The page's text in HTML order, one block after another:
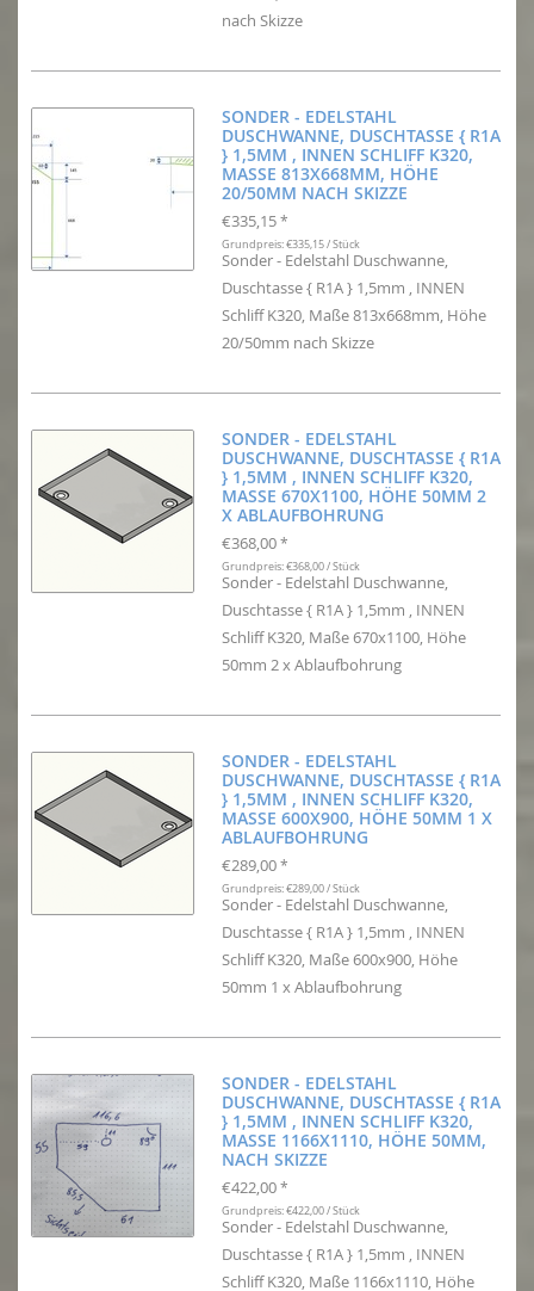
nach Skizze
SONDER - EDELSTAHL
DUSCHWANNE, DUSCHTASSE { R1A
} 1,5MM , INNEN SCHLIFF K320,
MASSE 813X668MM, HÖHE 2
0/50MM NACH SKIZZE
€335,15 *
Grundpreis: €335,15 / Stück
Sonder - Edelstahl Duschwanne,
Duschtasse { R1A } 1,5mm , INNEN
Schliff K320, Maße 813x668mm, Höhe
20/50mm nach Skizze
SONDER - EDELSTAHL
DUSCHWANNE, DUSCHTASSE { R1A
} 1,5MM , INNEN SCHLIFF K320,
MASSE 670X1100, HÖHE 50MM 2 X
ABLAUFBOHRUNG
€368,00 *
Grundpreis: €368,00 / Stück
Sonder - Edelstahl Duschwanne,
Duschtasse { R1A } 1,5mm , INNEN
Schliff K320, Maße 670x1100, Höhe
50mm 2 x Ablaufbohrung
SONDER - EDELSTAHL
DUSCHWANNE, DUSCHTASSE { R1A
} 1,5MM , INNEN SCHLIFF K320,
MASSE 600X900, HÖHE 50MM 1 X A
BLAUFBOHRUNG
€289,00 *
Grundpreis: €289,00 / Stück
Sonder - Edelstahl Duschwanne,
Duschtasse { R1A } 1,5mm , INNEN
Schliff K320, Maße 600x900, Höhe
50mm 1 x Ablaufbohrung
SONDER - EDELSTAHL
DUSCHWANNE, DUSCHTASSE { R1A
} 1,5MM , INNEN SCHLIFF K320,
MASSE 1166X1110, HÖHE 50MM, N
ACH SKIZZE
€422,00 *
Grundpreis: €422,00 / Stück
Sonder - Edelstahl Duschwanne,
Duschtasse { R1A } 1,5mm , INNEN
Schliff K320, Maße 1166x1110, Höhe